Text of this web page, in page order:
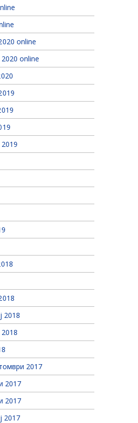
online
online
2018
2017
2017
2017
2017